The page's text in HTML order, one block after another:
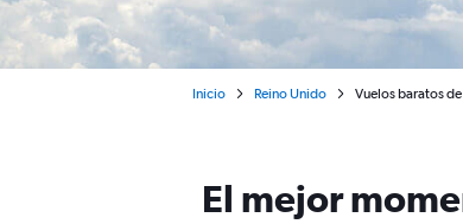
Inicio Reino Unido Vuelos baratos
El mejor